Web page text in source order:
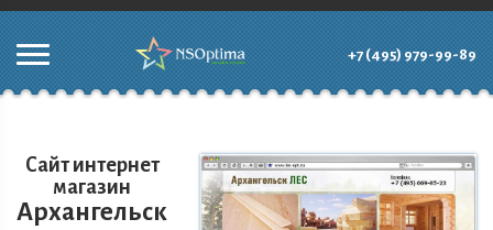
+7 (495) 979-99-89
Сайт интернет
магазин
Архангельск